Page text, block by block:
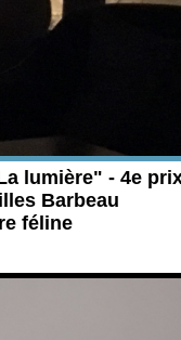
lumière" - 4e
Barbeau
féline